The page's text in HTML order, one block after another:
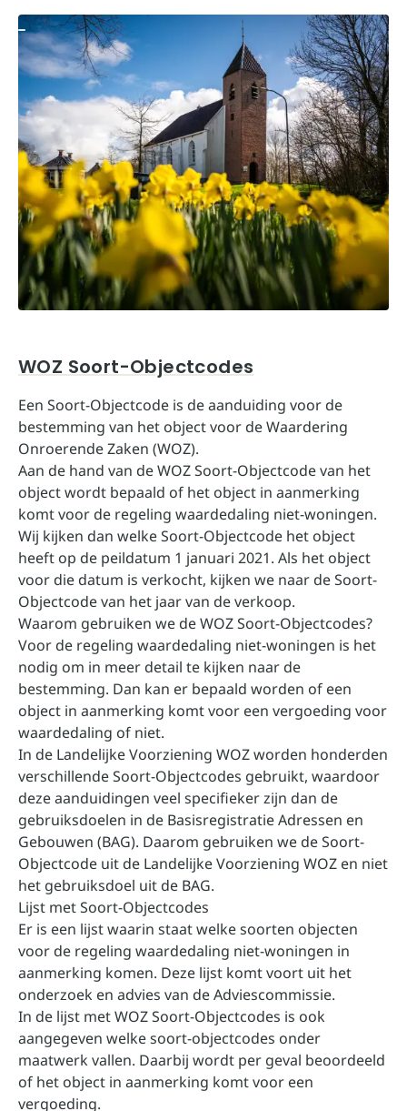
WOZ Soort-Objectcodes
Een Soort-Objectcode is de aanduiding voor de
bestemming van het object voor de Waardering
Onroerende Zaken (WOZ).
Aan de hand van de WOZ Soort-Objectcode van het
object wordt bepaald of het object in aanmerking
komt voor de regeling waardedaling niet-woningen.
Wij kijken dan welke Soort-Objectcode het object
heeft op de peildatum 1 januari 2021. Als het object
voor die datum is verkocht, kijken we naar de Soort-
Objectcode van het jaar van de verkoop.
Waarom gebruiken we de WOZ Soort-Objectcodes?
Voor de regeling waardedaling niet-woningen is het
nodig om in meer detail te kijken naar de
bestemming. Dan kan er bepaald worden of een
object in aanmerking komt voor een vergoeding voor
waardedaling of niet.
In de Landelijke Voorziening WOZ worden honderden
verschillende Soort-Objectcodes gebruikt, waardoor
deze aanduidingen veel specifieker zijn dan de
gebruiksdoelen in de Basisregistratie Adressen en
Gebouwen (BAG). Daarom gebruiken we de Soort-
Objectcode uit de Landelijke Voorziening WOZ en niet
het gebruiksdoel uit de BAG.
Lijst met Soort-Objectcodes
Er is een lijst waarin staat welke soorten objecten
voor de regeling waardedaling niet-woningen in
aanmerking komen. Deze lijst komt voort uit het
onderzoek en advies van de Adviescommissie.
In de lijst met WOZ Soort-Objectcodes is ook
aangegeven welke soort-objectcodes onder
maatwerk vallen. Daarbij wordt per geval beoordeeld
of het object in aanmerking komt voor een
vergoeding.